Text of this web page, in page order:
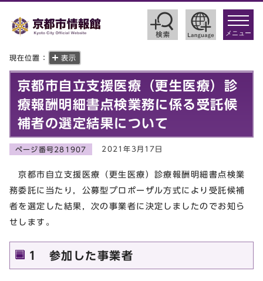
toggle
メニュー
現在位置： 表示
京都市自立支援医療（更生医療）診
療報酬明細書点検業務に係る受託候
補者の選定結果について
ページ番号281907 2021年3月17日
京都市自立支援医療（更生医療）診療報酬明細書点検業
務委託に当たり，公募型プロポーザル方式により受託候補
者を選定した結果，次の事業者に決定しましたのでお知ら
せします。
1 参加した事業者